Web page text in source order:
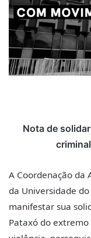
Nota de
A Coordenação da
da Universidade
manifestar sua
Pataxó do